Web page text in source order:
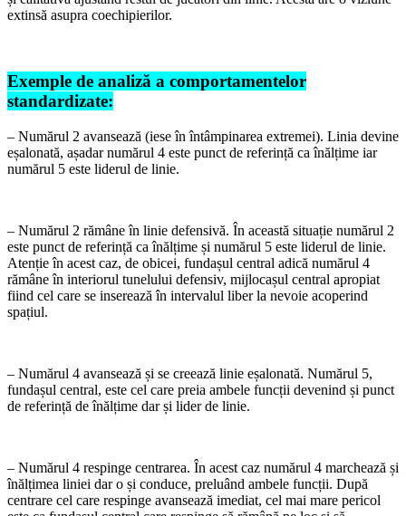
extinsă asupra coechipierilor.
Exemple de analiză a comportamentelor
standardizate:
– Numărul 2 avansează (iese în întâmpinarea extremei). Linia devine
eșalonată, așadar numărul 4 este punct de referință ca înălțime iar
numărul 5 este liderul de linie.
– Numărul 2 rămâne în linie defensivă. În această situație numărul 2
este punct de referință ca înălțime și numărul 5 este liderul de linie.
Atenție în acest caz, de obicei, fundașul central adică numărul 4
rămâne în interiorul tunelului defensiv, mijlocașul central apropiat
fiind cel care se inserează în intervalul liber la nevoie acoperind
spațiul.
– Numărul 4 avansează și se creează linie eșalonată. Numărul 5,
fundașul central, este cel care preia ambele funcții devenind și punct
de referință de înălțime dar și lider de linie.
– Numărul 4 respinge centrarea. În acest caz numărul 4 marchează și
înălțimea liniei dar o și conduce, preluând ambele funcții. După
centrare cel care respinge avansează imediat, cel mai mare pericol